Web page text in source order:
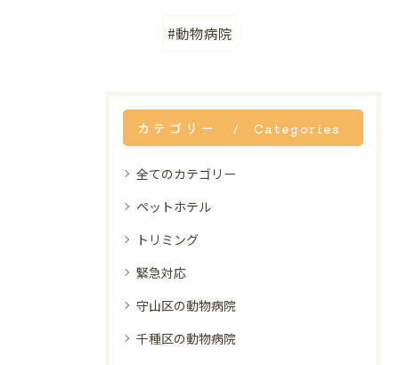
#動物病院
カテゴリー Categories
全てのカテゴリー
ペットホテル
トリミング
緊急対応
守山区の動物病院
千種区の動物病院